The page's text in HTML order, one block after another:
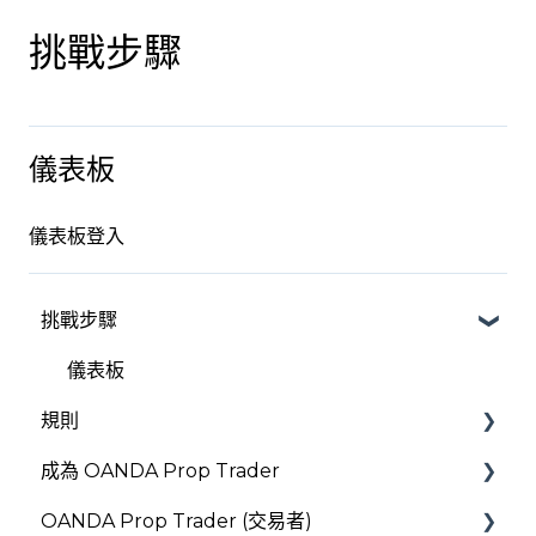
挑戰步驟
儀表板
儀表板登入
挑戰步驟
儀表板
規則
規則
每日虧損限額
成為 OANDA Prop Trader
驗證與入職
OANDA Prop Trader (交易者)